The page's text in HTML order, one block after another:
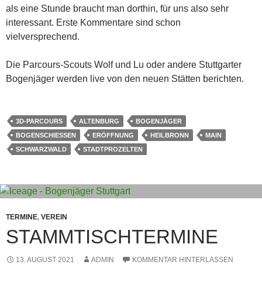
als eine Stunde braucht man dorthin, für uns also sehr
interessant. Erste Kommentare sind schon
vielversprechend.
Die Parcours-Scouts Wolf und Lu oder andere Stuttgarter
Bogenjäger werden live von den neuen Stätten berichten.
3D-PARCOURS ALTENBURG
BOGENJÄGER
BOGENSCHIESSEN
ERÖFFNUNG HEILBRONN
MAIN
SCHWARZWALD
STADTPROZELTEN
TERMINE, VEREIN
STAMMTISCHTERMINE
13. AUGUST 2021 ADMIN KOMMENTAR HINTERLASSEN